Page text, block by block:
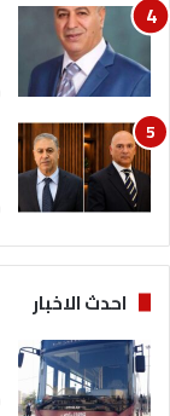
احدث الاخبار